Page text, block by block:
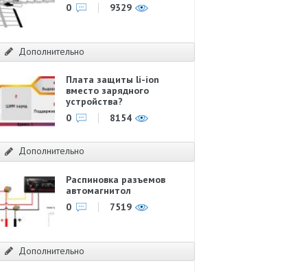
0
9329
Дополнительно
Плата защиты li-ion
вместо зарядного
устройства?
0
8154
Дополнительно
Распиновка разъемов
автомагнитол
0
7519
Дополнительно